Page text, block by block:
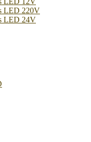
LED 220V
LED 24V